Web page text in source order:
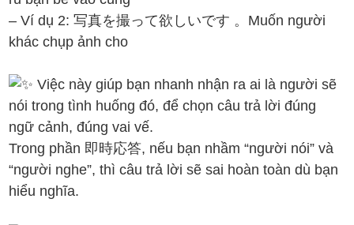
– Ví dụ 2: 写真を撮って欲しいです 。Muốn người
khác chụp ảnh cho
Việc này giúp bạn nhanh nhận ra ai là người sẽ
nói trong tình huống đó, để chọn câu trả lời đúng
ngữ cảnh, đúng vai vế.
Trong phần 即時応答, nếu bạn nhầm “người nói” và
“người nghe”, thì câu trả lời sẽ sai hoàn toàn dù bạn
hiểu nghĩa.